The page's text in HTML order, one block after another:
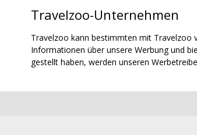
Travelzoo-Unternehmen
Travelzoo kann bestimmten mit Travelzoo
Informationen über unsere Werbung und
gestellt haben, werden unseren